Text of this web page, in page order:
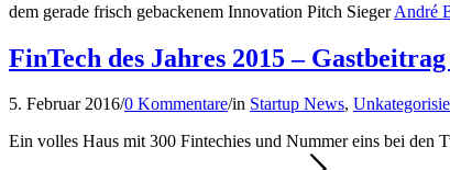
dem gerade frisch gebackenem Innovation Pitch SiegerAndré
FinTech des Jahres 2015 –
5. Februar 2016/0 Kommentare/in Startup News,
Ein volles Haus mit 300 Fintechies und Nummer eins bei den